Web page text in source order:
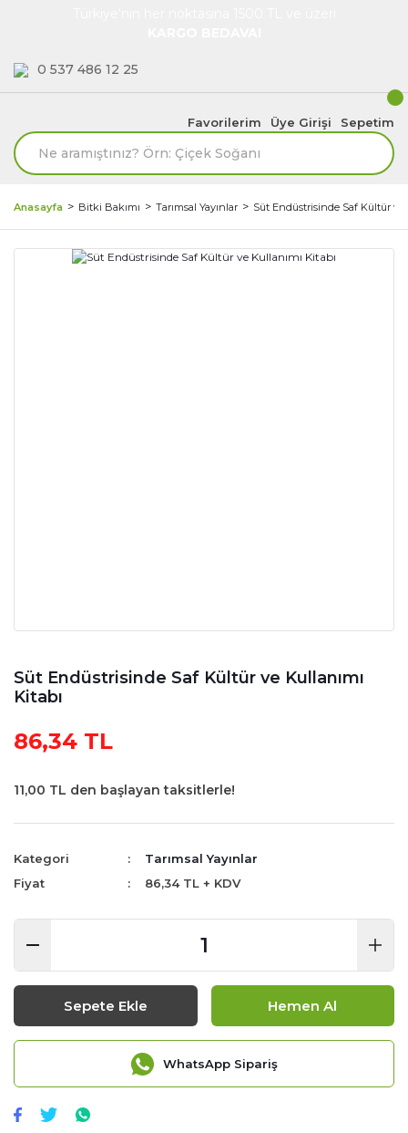
0 537 486 12 25
Favorilerim Üye Girişi Sepetim
Anasayfa Bitki Bakımı Tarımsal Yayınlar Süt Endüstrisinde Saf Kültür ve
Süt Endüstrisinde Saf Kültür ve Kullanımı
Kitabı
86,34 TL
11,00 TL den başlayan taksitlerle!
Kategori
Tarımsal Yayınlar
Fiyat
86,34 TL + KDV
Sepete Ekle Hemen Al
WhatsApp Sipariş